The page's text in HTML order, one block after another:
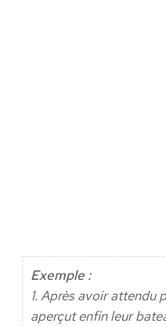
Exemple :
1. Après avoir attendu
aperçut enfin leur